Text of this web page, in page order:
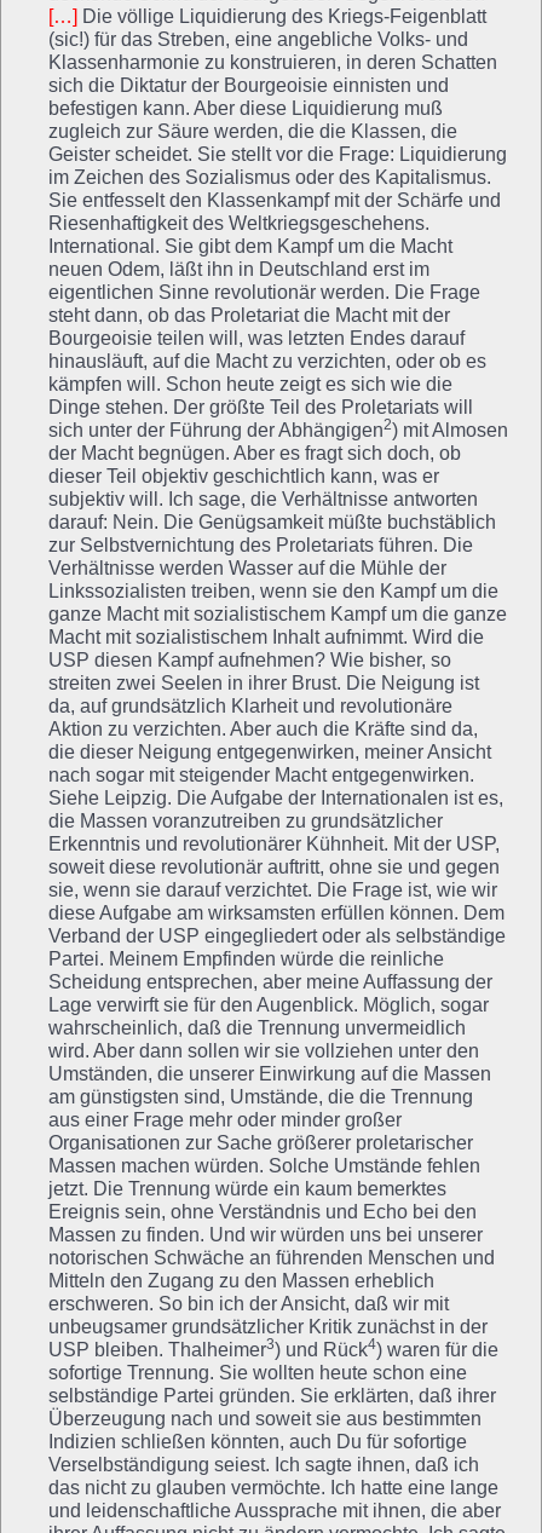
[…] Die völlige Liquidierung des Kriegs-Feigenblatt
(sic!) für das Streben, eine angebliche Volks- und
Klassenharmonie zu konstruieren, in deren Schatten
sich die Diktatur der Bourgeoisie einnisten und
befestigen kann. Aber diese Liquidierung muß
zugleich zur Säure werden, die die Klassen, die
Geister scheidet. Sie stellt vor die Frage: Liquidierung
im Zeichen des Sozialismus oder des Kapitalismus.
Sie entfesselt den Klassenkampf mit der Schärfe und
Riesenhaftigkeit des Weltkriegsgeschehens.
International. Sie gibt dem Kampf um die Macht
neuen Odem, läßt ihn in Deutschland erst im
eigentlichen Sinne revolutionär werden. Die Frage
steht dann, ob das Proletariat die Macht mit der
Bourgeoisie teilen will, was letzten Endes darauf
hinausläuft, auf die Macht zu verzichten, oder ob es
kämpfen will. Schon heute zeigt es sich wie die
Dinge stehen. Der größte Teil des Proletariats will
sich unter der Führung der Abhängigen2) mit Almosen
der Macht begnügen. Aber es fragt sich doch, ob
dieser Teil objektiv geschichtlich kann, was er
subjektiv will. Ich sage, die Verhältnisse antworten
darauf: Nein. Die Genügsamkeit müßte buchstäblich
zur Selbstvernichtung des Proletariats führen. Die
Verhältnisse werden Wasser auf die Mühle der
Linkssozialisten treiben, wenn sie den Kampf um die
ganze Macht mit sozialistischem Kampf um die ganze
Macht mit sozialistischem Inhalt aufnimmt. Wird die
USP diesen Kampf aufnehmen? Wie bisher, so
streiten zwei Seelen in ihrer Brust. Die Neigung ist
da, auf grundsätzlich Klarheit und revolutionäre
Aktion zu verzichten. Aber auch die Kräfte sind da,
die dieser Neigung entgegenwirken, meiner Ansicht
nach sogar mit steigender Macht entgegenwirken.
Siehe Leipzig. Die Aufgabe der Internationalen ist es,
die Massen voranzutreiben zu grundsätzlicher
Erkenntnis und revolutionärer Kühnheit. Mit der USP,
soweit diese revolutionär auftritt, ohne sie und gegen
sie, wenn sie darauf verzichtet. Die Frage ist, wie wir
diese Aufgabe am wirksamsten erfüllen können. Dem
Verband der USP eingegliedert oder als selbständige
Partei. Meinem Empfinden würde die reinliche
Scheidung entsprechen, aber meine Auffassung der
Lage verwirft sie für den Augenblick. Möglich, sogar
wahrscheinlich, daß die Trennung unvermeidlich
wird. Aber dann sollen wir sie vollziehen unter den
Umständen, die unserer Einwirkung auf die Massen
am günstigsten sind, Umstände, die die Trennung
aus einer Frage mehr oder minder großer
Organisationen zur Sache größerer proletarischer
Massen machen würden. Solche Umstände fehlen
jetzt. Die Trennung würde ein kaum bemerktes
Ereignis sein, ohne Verständnis und Echo bei den
Massen zu finden. Und wir würden uns bei unserer
notorischen Schwäche an führenden Menschen und
Mitteln den Zugang zu den Massen erheblich
erschweren. So bin ich der Ansicht, daß wir mit
unbeugsamer grundsätzlicher Kritik zunächst in der
USP bleiben. Thalheimer3) und Rück4) waren für die
sofortige Trennung. Sie wollten heute schon eine
selbständige Partei gründen. Sie erklärten, daß ihrer
Überzeugung nach und soweit sie aus bestimmten
Indizien schließen könnten, auch Du für sofortige
Verselbständigung seiest. Ich sagte ihnen, daß ich
das nicht zu glauben vermöchte. Ich hatte eine lange
und leidenschaftliche Aussprache mit ihnen, die aber